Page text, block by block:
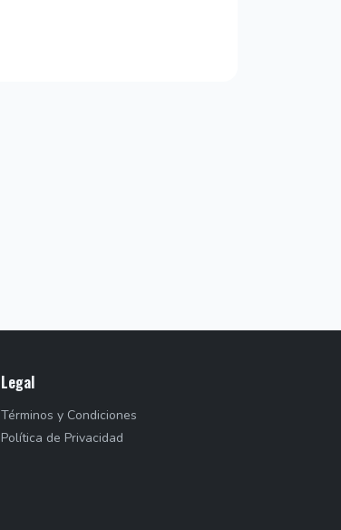
Legal
Términos y Condiciones
Política de Privacidad